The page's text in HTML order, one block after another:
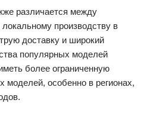
различается между
производству в
доставку и широкий
популярных моделей
более ограниченную
моделей, особенно в регионах,